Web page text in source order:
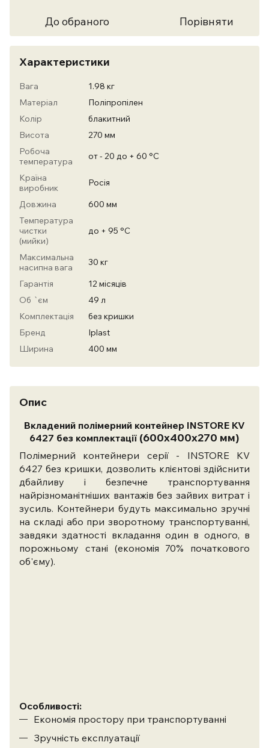
До обраного Порівняти
Характеристики
Вага
1.98 кг
Матеріал
Поліпропілен
Колір
блакитний
Висота
270 мм
Робоча
температура
от - 20 до + 60 °С
Країна
виробник
Росія
Довжина
600 мм
Температура
чистки
(мийки)
до + 95 °С
Максимальна
насипна вага
30 кг
Гарантія
12 місяців
Об `єм
49 л
Комплектація
без кришки
Бренд
Iplast
Ширина
400 мм
Опис
Вкладений полімерний контейнер INSTORE KV
6427 без комплектації (600х400х270 мм)
Полімерний контейнери серії - INSTORE KV
6427 без кришки, дозволить клієнтові здійснити
дбайливу і безпечне транспортування
найрізноманітніших вантажів без зайвих витрат і
зусиль. Контейнери будуть максимально зручні
на складі або при зворотному транспортуванні,
завдяки здатності вкладання один в одного, в
порожньому стані (економія 70% початкового
об'єму).
Особливості:
Економія простору при транспортуванні
Зручність експлуатації